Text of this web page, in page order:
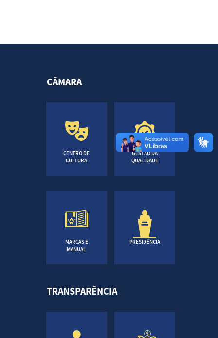
CÂMARA
CENTRO DE
CULTURA
GESTÃO DA
QUALIDADE
MARCAS E
MANUAL
PRESIDÊNCIA
TRANSPARÊNCIA